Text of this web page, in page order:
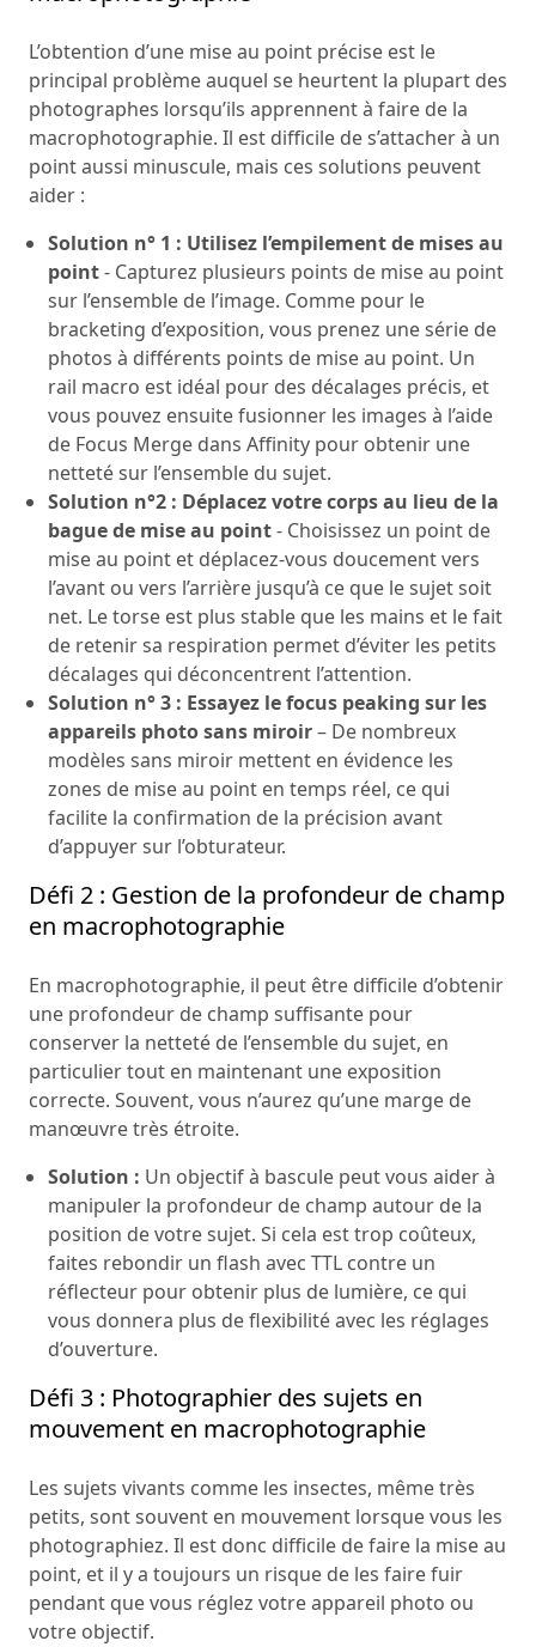
L’obtention d’une mise au point précise est le
principal problème auquel se heurtent la plupart des
photographes lorsqu’ils apprennent à faire de la
macrophotographie. Il est difficile de s’attacher à un
point aussi minuscule, mais ces solutions peuvent
aider :
Solution n° 1 : Utilisez l’empilement de mises au
point- Capturez plusieurs points de mise au point
sur l’ensemble de l’image. Comme pour le
bracketing d’exposition, vous prenez une série de
photos à différents points de mise au point. Un
rail macro est idéal pour des décalages précis, et
vous pouvez ensuite fusionner les images à l’aide
de Focus Merge dans Affinity pour obtenir une
netteté sur l’ensemble du sujet.
Solution n°2 : Déplacez votre corps au lieu de la
bague de mise au point- Choisissez un point de
mise au point et déplacez-vous doucement vers
l’avant ou vers l’arrière jusqu’à ce que le sujet soit
net. Le torse est plus stable que les mains et le fait
de retenir sa respiration permet d’éviter les petits
décalages qui déconcentrent l’attention.
Solution n° 3 : Essayez le focus peaking sur les
appareils photo sans miroir– De nombreux
modèles sans miroir mettent en évidence les
zones de mise au point en temps réel, ce qui
facilite la confirmation de la précision avant
d’appuyer sur l’obturateur.
Défi 2 : Gestion de la profondeur de champ
en macrophotographie
En macrophotographie, il peut être difficile d’obtenir
une profondeur de champ suffisante pour
conserver la netteté de l’ensemble du sujet, en
particulier tout en maintenant une exposition
correcte. Souvent, vous n’aurez qu’une marge de
manœuvre très étroite.
Solution : Un objectif à bascule peut vous aider à
manipuler la profondeur de champ autour de la
position de votre sujet. Si cela est trop coûteux,
faites rebondir un flash avec TTL contre un
réflecteur pour obtenir plus de lumière, ce qui
vous donnera plus de flexibilité avec les réglages
d’ouverture.
Défi 3 : Photographier des sujets en
mouvement en macrophotographie
Les sujets vivants comme les insectes, même très
petits, sont souvent en mouvement lorsque vous les
photographiez. Il est donc difficile de faire la mise au
point, et il y a toujours un risque de les faire fuir
pendant que vous réglez votre appareil photo ou
votre objectif.